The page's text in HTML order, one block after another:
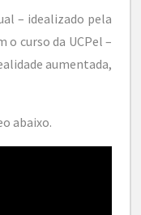
– idealizado pela
o curso da UCPel –
aumentada,
abaixo.